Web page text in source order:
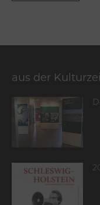
aus der